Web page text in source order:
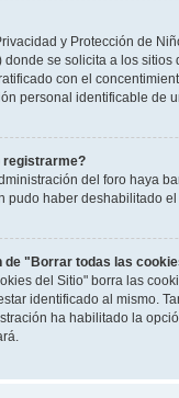
y Protección de
se solicita a los
con el
personal identificable de
registrarme?
del foro haya
pudo haber deshabilitado
de "Borrar todas las
del Sitio" borra las
identificado al mismo.
ha habilitado la